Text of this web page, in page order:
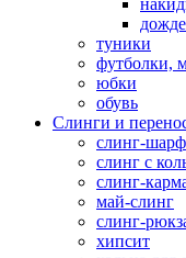
туники
футболки,
юбки
обувь
Слинги и
слинг-шарф
слинг с
слинг-
май-слинг
слинг-
хипсит